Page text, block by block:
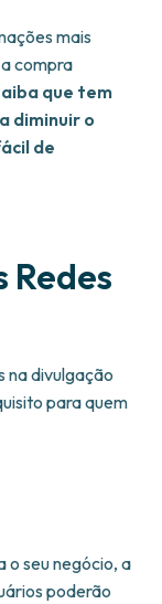
mais
compra
que tem
diminuir o
de
Redes
na divulgação
para quem
o seu negócio, a
poderão